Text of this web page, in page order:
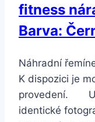
fitness
Barva:
Náhradní
K dispozici je
provedení. U
identické